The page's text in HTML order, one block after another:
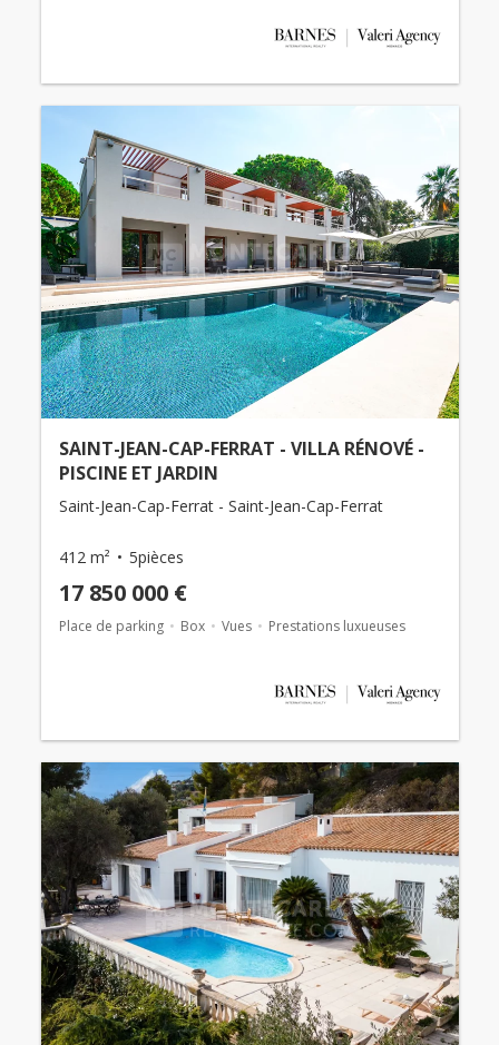
SAINT-JEAN-CAP-FERRAT - VILLA RÉNOVÉ -
PISCINE ET JARDIN
Saint-Jean-Cap-Ferrat - Saint-Jean-Cap-Ferrat
412 m² 5pièces
17 850 000 €
Place de parking Box Vues Prestations luxueuses